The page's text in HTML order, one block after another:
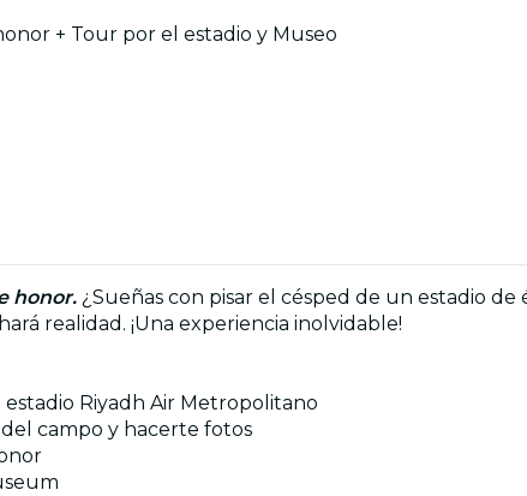
+ Tour por el estadio y Museo
honor. ¿Sueñas con pisar el césped de un estadio
realidad. ¡Una experiencia inolvidable!
Riyadh Air Metropolitano
campo y hacerte fotos